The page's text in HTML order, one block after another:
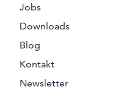
Jobs
Downloads
Blog
Kontakt
Newsletter